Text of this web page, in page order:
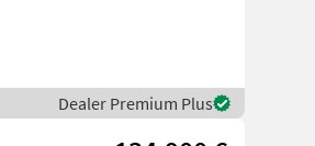
Dealer Premium Plus